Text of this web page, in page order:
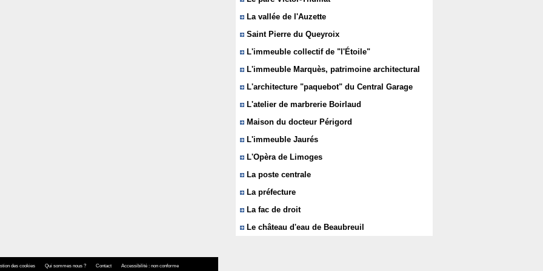
La vallée de l'Auzette
Saint Pierre du Queyroix
L'immeuble collectif de "l'Étoile"
L'immeuble Marquès, patrimoine architectural
L'architecture "paquebot" du Central Garage
L'atelier de marbrerie Boirlaud
Maison du docteur Périgord
L'immeuble Jaurés
L'Opèra de Limoges
La poste centrale
La préfecture
La fac de droit
Le château d'eau de Beaubreuil
des cookies Qui sommes nous ? Contact Accessibilité : non conforme